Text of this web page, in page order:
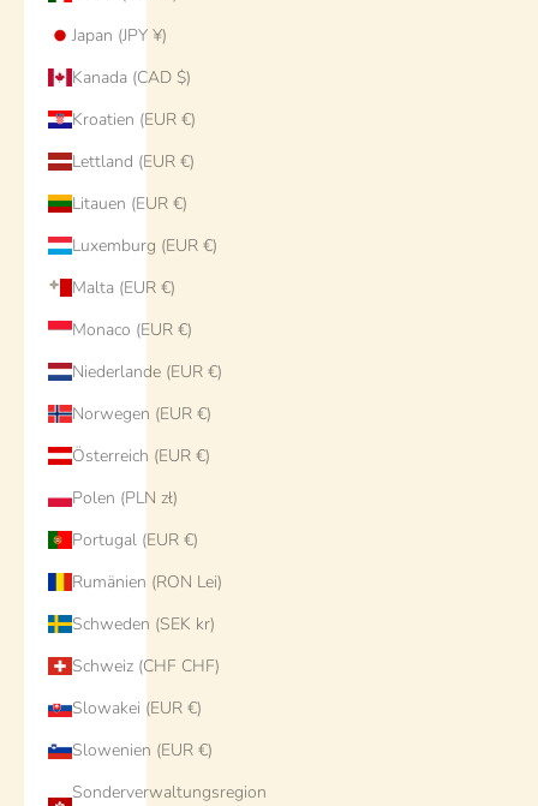
Japan (JPY ¥)
Kanada (CAD $)
Kroatien (EUR €)
Lettland (EUR €)
Litauen (EUR €)
Luxemburg (EUR €)
Malta (EUR €)
Monaco (EUR €)
Niederlande (EUR €)
Norwegen (EUR €)
Österreich (EUR €)
Polen (PLN zł)
Portugal (EUR €)
Rumänien (RON Lei)
Schweden (SEK kr)
Schweiz (CHF CHF)
Slowakei (EUR €)
Slowenien (EUR €)
Sonderverwaltungsregion